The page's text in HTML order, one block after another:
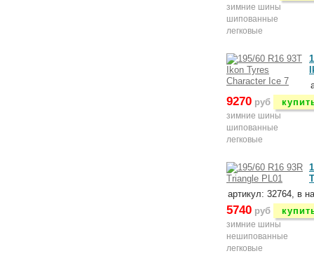
зимние шины
шипованные
легковые
9270 руб
зимние шины
шипованные
легковые
артикул: 32764, в
5740 руб
зимние шины
нешипованные
легковые